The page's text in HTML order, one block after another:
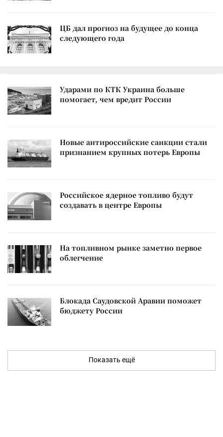
ЦБ дал прогноз на будущее до конца
следующего года
Ударами по КТК Украина больше
помогает, чем вредит России
Новые антироссийские санкции стали
признанием крупных потерь Европы
Российское ядерное топливо будут
создавать в центре Европы
На топливном рынке заметно первое
облегчение
Блокада Саудовской Аравии поможет
бюджету России
Показать ещё